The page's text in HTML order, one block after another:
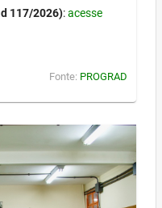
117/2026):acesse
Fonte: PROGRAD